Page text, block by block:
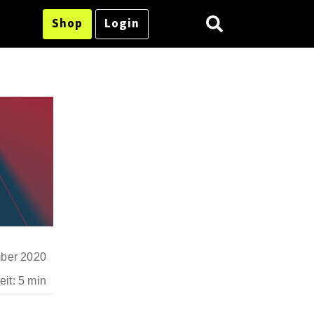
Shop Login
2020
5 min